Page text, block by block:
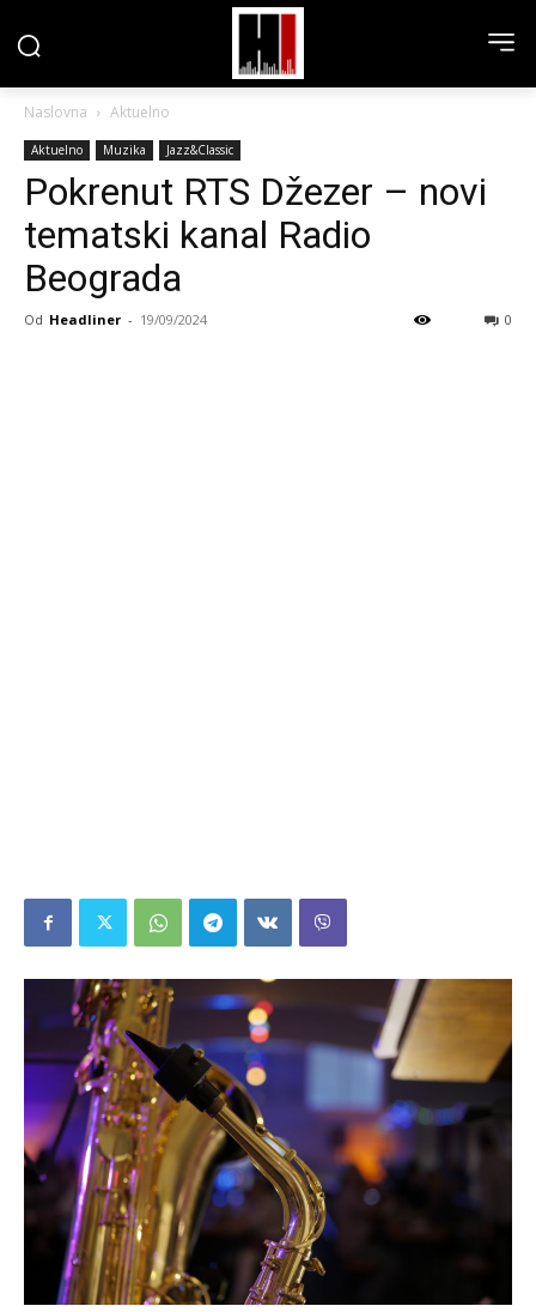
Naslovna Aktuelno
Aktuelno Muzika Jazz&Classic
Pokrenut RTS Džezer – novi
tematski kanal Radio
Beograda
Od Headliner - 19/09/2024 0